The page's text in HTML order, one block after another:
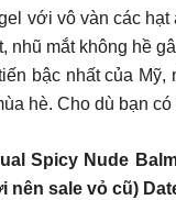
với vô vàn các
nhũ mắt không hề
bậc nhất của
hè. Cho dù bạn
Spicy Nude
nên sale vỏ cũ)